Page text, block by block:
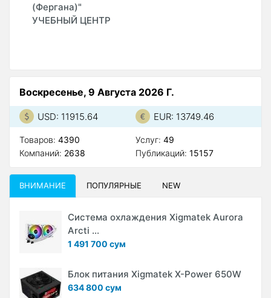
(Фергана)"
УЧЕБНЫЙ ЦЕНТР
Воскресенье, 9 Августа 2026 Г.
USD: 11915.64 EUR: 13749.46
Товаров: 4390
Компаний: 2638
Услуг: 49
Публикаций: 15157
ВНИМАНИЕ ПОПУЛЯРНЫЕ NEW
Система охлаждения Xigmatek Aurora
Arcti ...
1 491 700 сум
Блок питания Xigmatek X-Power 650W
634 800 сум